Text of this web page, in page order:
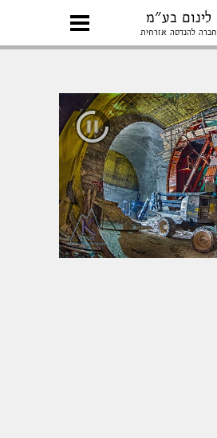
לינום בע״מ
חברה להנדסה אזרחית